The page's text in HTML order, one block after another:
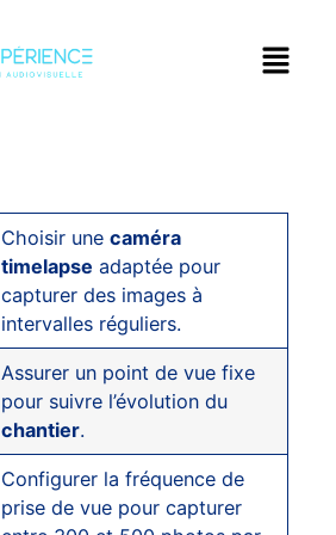
Choisir unecaméra
timelapse adaptée pour
capturer des images à
intervalles réguliers.
Assurer un point de vue fixe
pour suivre l’évolution du
chantier.
Configurer la fréquence de
prise de vue pour capturer